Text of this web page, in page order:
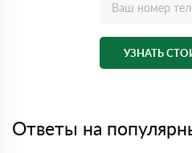
УЗНАТЬ
Ответы на